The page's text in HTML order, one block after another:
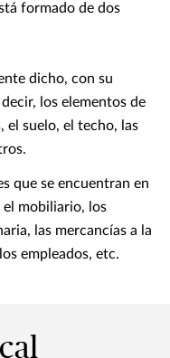
formado de dos
dicho, con su
los elementos de
el suelo, el techo, las
que se encuentran en
mobiliario, los
las mercancías a la
empleados, etc.